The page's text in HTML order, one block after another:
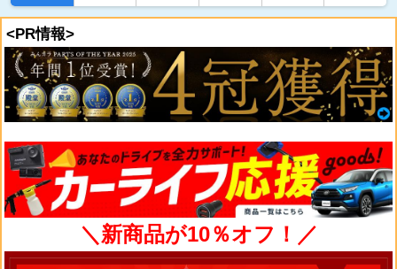
<PR情報>
＼新商品が10％オフ！／